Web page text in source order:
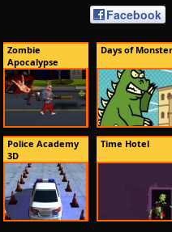
Facebook
Zombie
Apocalypse
Days of
Police Academy
3D
Time Hotel